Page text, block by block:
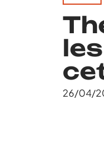
26/04/